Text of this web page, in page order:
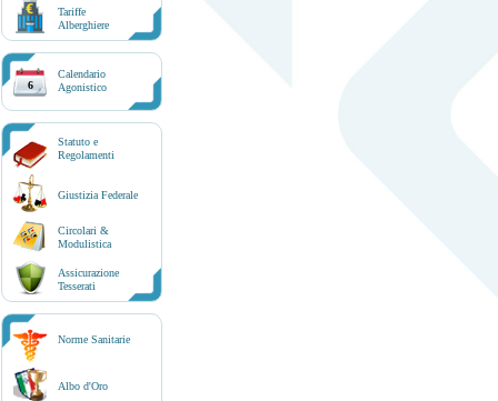
Tariffe
Alberghiere
6
Calendario
Agonistico
Statuto e
Regolamenti
Giustizia Federale
Circolari &
Modulistica
Assicurazione
Tesserati
Norme Sanitarie
Albo d'Oro